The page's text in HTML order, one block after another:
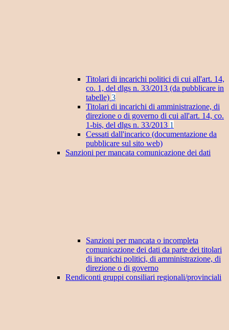
Titolari di incarichi politici di cui all'art. 14,
co. 1, del dlgs n. 33/2013 (da pubblicare in
tabelle) 3
Titolari di incarichi di amministrazione, di
direzione o di governo di cui all'art. 14, co.
1-bis, del dlgs n. 33/2013 1
Cessati dall'incarico (documentazione da
pubblicare sul sito web)
Sanzioni per mancata comunicazione dei dati
Sanzioni per mancata o incompleta
comunicazione dei dati da parte dei titolari
di incarichi politici, di amministrazione, di
direzione o di governo
Rendiconti gruppi consiliari regionali/provinciali